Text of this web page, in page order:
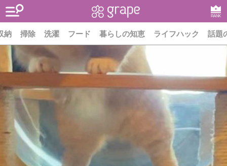
RANK
納 掃除 洗濯 フード 暮らしの知恵 ライフハック 話題